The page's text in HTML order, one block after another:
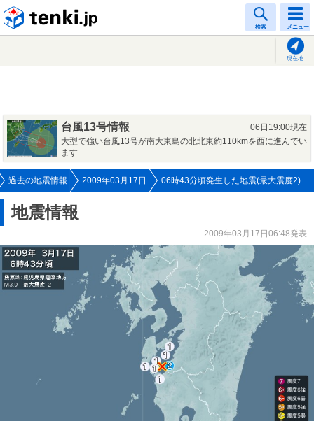
検索 メニュー
現在地
台風13号情報
06日19:00現在
大型で強い台風13号が南大東島の北北東約110kmを西に進んでい
ます
過去の地震情報 2009年03月17日 06時43分頃発生した地震(最大震度2)
地震情報
2009年03月17日06:48発表